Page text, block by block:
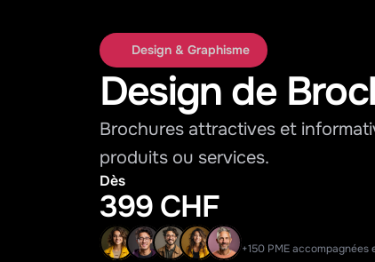
Design & Graphisme
Design de
Brochures attractives et
produits ou services.
Dès
399 CHF
+150 PME accompagnées